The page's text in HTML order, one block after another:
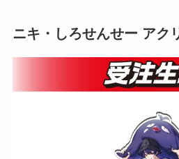
ニキ・しろせんせー アク